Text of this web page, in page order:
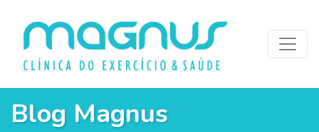
Blog Magnus